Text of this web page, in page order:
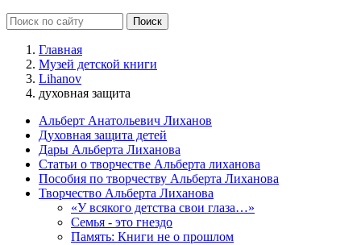
Главная
Музей детской книги
Lihanov
духовная защита
Альберт Анатольевич Лиханов
Духовная защита детей
Дары Альберта Лиханова
Статьи о творчестве Альберта лиханова
Пособия по творчеству Альберта Лиханова
Творчество Альберта Лиханова
«У всякого детства свои глаза…»
Семья - это гнездо
Память: Книги не о прошлом